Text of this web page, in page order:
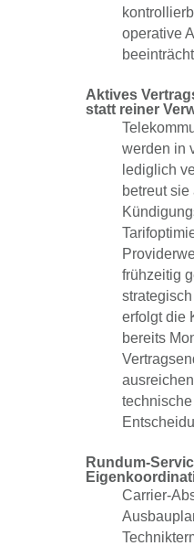
operative
Aktives
statt reiner
werden in
lediglich
betreut sie
frühzeitig
erfolgt die
bereits
Rundum-
Carrier-